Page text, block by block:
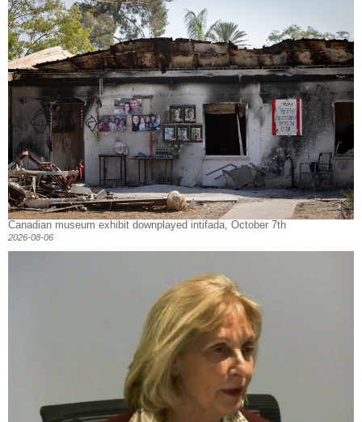
Canadian museum exhibit downplayed intifada, October 7th
2026-08-06